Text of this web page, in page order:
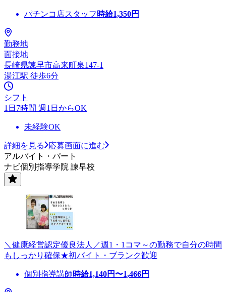
パチンコ店スタッフ 時給1,350円
勤務地
面接地
長崎県諫早市高来町泉147-1
湯江駅 徒歩6分
シフト
1日7時間 週1日からOK
未経験OK
詳細を見る
応募画面に進む
アルバイト・パート
ナビ個別指導学院 諫早校
＼健康経営認定優良法人／週1・1コマ～の勤務で自分の時間
もしっかり確保★初バイト・ブランク歓迎
個別指導講師時給1,140円〜1,466円